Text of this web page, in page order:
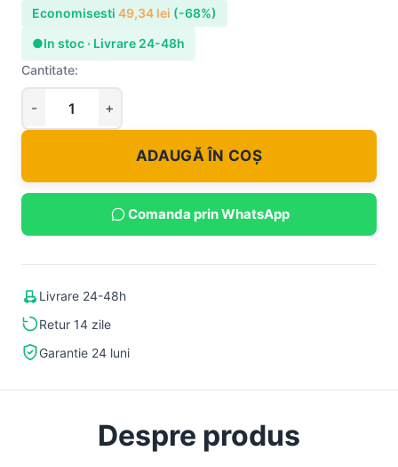
Economisesti 49,34 lei (-68%)
●In stoc · Livrare 24-48h
Cantitate:
ADAUGĂ ÎN COȘ
Comanda prin WhatsApp
Livrare 24-48h
Retur 14 zile
Garantie 24 luni
Despre produs